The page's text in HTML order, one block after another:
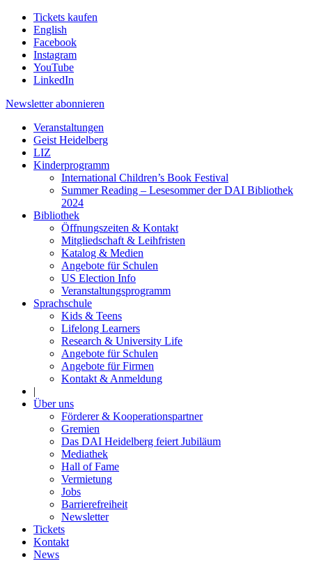
Tickets kaufen
English
Facebook
Instagram
YouTube
LinkedIn
Newsletter abonnieren
Veranstaltungen
Geist Heidelberg
LIZ
Kinderprogramm
International Children’s Book Festival
Summer Reading – Lesesommer der DAI Bibliothek
2024
Bibliothek
Öffnungszeiten & Kontakt
Mitgliedschaft & Leihfristen
Katalog & Medien
Angebote für Schulen
US Election Info
Veranstaltungsprogramm
Sprachschule
Kids & Teens
Lifelong Learners
Research & University Life
Angebote für Schulen
Angebote für Firmen
Kontakt & Anmeldung
|
Über uns
Förderer & Kooperationspartner
Gremien
Das DAI Heidelberg feiert Jubiläum
Mediathek
Hall of Fame
Vermietung
Jobs
Barrierefreiheit
Newsletter
Tickets
Kontakt
News